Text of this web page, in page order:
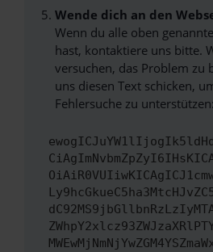
Wende dich an den
Wenn du alle oben
hast, kontaktiere uns bitte.
versuchen, das Problem zu
uns diesen Text schicken,
Fehlersuche zu unterstützen: